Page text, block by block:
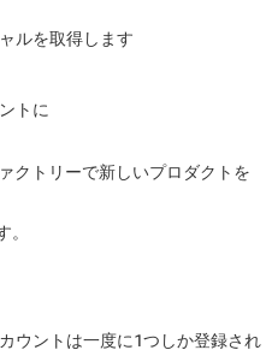
ルを取得します
トに
クトリーで新しいプロダクトを
ウントは一度に1つしか登録され